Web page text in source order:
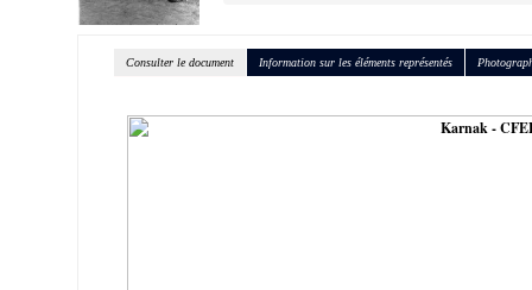
Consulter le document Information sur les éléments représentés